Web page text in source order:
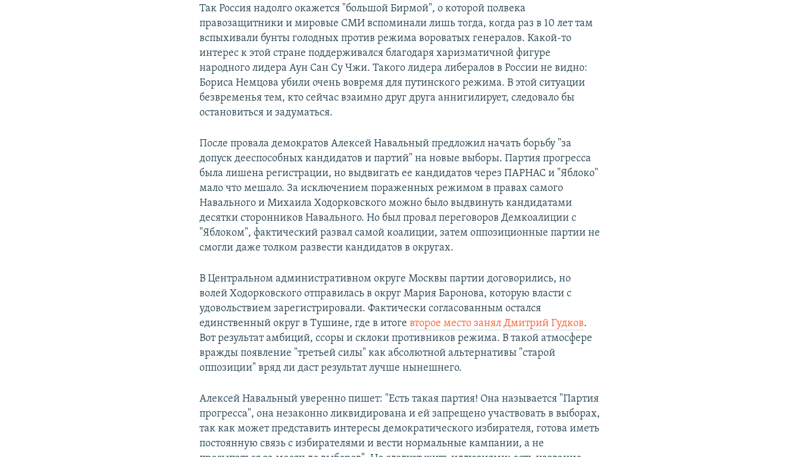
Так Россия надолго окажется "большой Бирмой", о которой полвека
правозащитники и мировые СМИ вспоминали лишь тогда, когда раз в 10 лет там
вспыхивали бунты голодных против режима вороватых генералов. Какой-то
интерес к этой стране поддерживался благодаря харизматичной фигуре
народного лидера Аун Сан Су Чжи. Такого лидера либералов в России не видно:
Бориса Немцова убили очень вовремя для путинского режима. В этой ситуации
безвременья тем, кто сейчас взаимно друг друга аннигилирует, следовало бы
остановиться и задуматься.
После провала демократов Алексей Навальный предложил начать борьбу "за
допуск дееспособных кандидатов и партий" на новые выборы. Партия прогресса
была лишена регистрации, но выдвигать ее кандидатов через ПАРНАС и "Яблоко"
мало что мешало. За исключением пораженных режимом в правах самого
Навального и Михаила Ходорковского можно было выдвинуть кандидатами
десятки сторонников Навального. Но был провал переговоров Демкоалиции с
"Яблоком", фактический развал самой коалиции, затем оппозиционные партии не
смогли даже толком развести кандидатов в округах.
В Центральном административном округе Москвы партии договорились, но
волей Ходорковского отправилась в округ Мария Баронова, которую власти с
удовольствием зарегистрировали. Фактически согласованным остался
единственный округ в Тушине, где в итогевторое место занял Дмитрий Гудков.
Вот результат амбиций, ссоры и склоки противников режима. В такой атмосфере
вражды появление "третьей силы" как абсолютной альтернативы "старой
оппозиции" вряд ли даст результат лучше нынешнего.
Алексей Навальный уверенно пишет: "Есть такая партия! Она называется "Партия
прогресса", она незаконно ликвидирована и ей запрещено участвовать в выборах,
так как может представить интересы демократического избирателя, готова иметь
постоянную связь с избирателями и вести нормальные кампании, а не